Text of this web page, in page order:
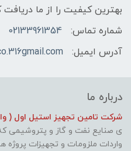
بهترین کیفیت را از ما دریافت
شماره تماس:
02133961354
آدرس ایمیل:
درباره ما
شرکت تامین تجهیز استیل اول (
ی صنایع نفت و گاز و پتروشیمی
واردات ملزومات و تجهیزات